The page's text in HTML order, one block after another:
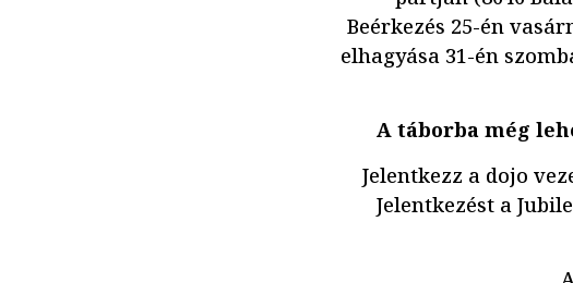
Beérkezés 25-én
elhagyása 31-én
A táborba még
Jelentkezz a dojo
Jelentkezést a